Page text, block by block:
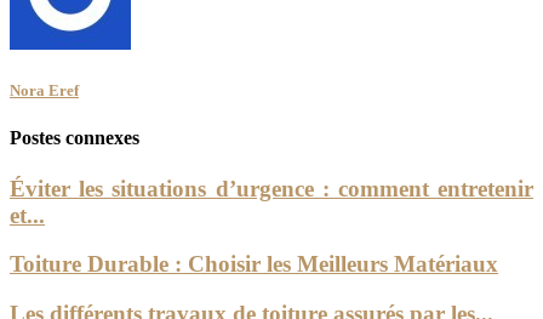
Nora Eref
Postes connexes
Éviter les situations d’urgence : comment entretenir
et...
Toiture Durable : Choisir les Meilleurs Matériaux
Les différents travaux de toiture assurés par les...